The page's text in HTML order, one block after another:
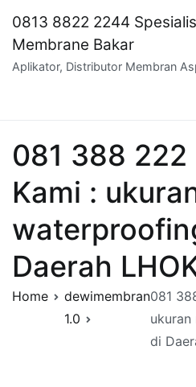
content
0813 8822 2244
Membrane Bakar
Aplikator, Distributor Membran
081 388 222
Kami :
Daerah
Home
dewimembran
1.0
081
di